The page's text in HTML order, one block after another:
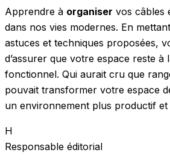
Apprendre à organiser vos câbles
dans nos vies modernes. En
astuces et techniques proposées,
d’assurer que votre espace reste à
fonctionnel. Qui aurait cru que
pouvait transformer votre espace
un environnement plus productif
H
Responsable éditorial